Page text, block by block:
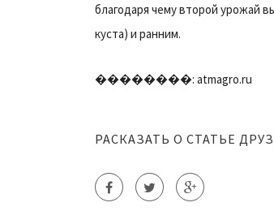
благодаря чему второй урожай
куста) и ранним.
��������: atmagro.ru
РАСКАЗАТЬ О СТАТЬЕ